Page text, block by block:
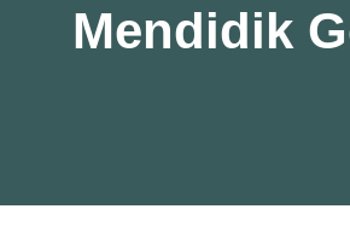
Mendidik